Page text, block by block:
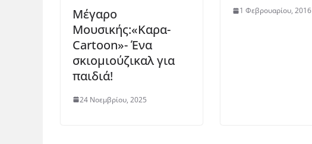
Μέγαρο
Μουσικής:«Καρα-
Cartoon»- Ένα
σκιομιούζικαλ για
παιδιά!
24 Νοεμβρίου, 2025
1 Φεβρουαρίου, 2016